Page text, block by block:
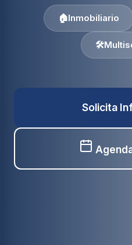
🏠Inmobiliario
🛠️
Solicita